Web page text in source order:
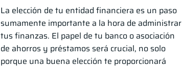
La elección de tu entidad financiera es un paso
sumamente importante a la hora de administrar
tus finanzas. El papel de tu banco o asociación
de ahorros y préstamos será crucial, no solo
porque una buena elección te proporcionará